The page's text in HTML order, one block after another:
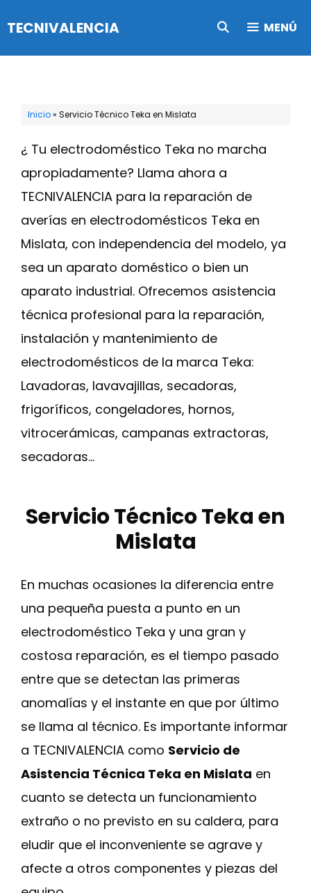
al
contenido
TECNIVALENCIA MENÚ
Inicio» Servicio Técnico Teka en Mislata
¿ Tu electrodoméstico Teka no marcha
apropiadamente? Llama ahora a
TECNIVALENCIA para la reparación de
averías en electrodomésticos Teka en
Mislata, con independencia del modelo, ya
sea un aparato doméstico o bien un
aparato industrial. Ofrecemos asistencia
técnica profesional para la reparación,
instalación y mantenimiento de
electrodomésticos de la marca Teka:
Lavadoras, lavavajillas, secadoras,
frigoríficos, congeladores, hornos,
vitrocerámicas, campanas extractoras,
secadoras…
Servicio Técnico Teka en
Mislata
En muchas ocasiones la diferencia entre
una pequeña puesta a punto en un
electrodoméstico Teka y una gran y
costosa reparación, es el tiempo pasado
entre que se detectan las primeras
anomalías y el instante en que por último
se llama al técnico. Es importante informar
a TECNIVALENCIA como Servicio de
Asistencia Técnica Teka en Mislata en
cuanto se detecta un funcionamiento
extraño o no previsto en su caldera, para
eludir que el inconveniente se agrave y
afecte a otros componentes y piezas del